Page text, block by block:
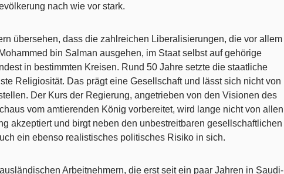
nach wie vor stark.
übersehen, dass die zahlreichen Liberalisierungen, die vor allem
bin Salman ausgehen, im Staat selbst auf gehörige
in bestimmten Kreisen. Rund 50 Jahre setzte die staatliche
Religiosität. Das prägt eine Gesellschaft und lässt sich nicht von
Der Kurs der Regierung, angetrieben von den Visionen des
vom amtierenden König vorbereitet, wird lange nicht von allen
akzeptiert und birgt neben den unbestreitbaren gesellschaftlichen
ein ebenso realistisches politisches Risiko in sich.
Arbeitnehmern, die erst seit ein paar Jahren in Saudi-